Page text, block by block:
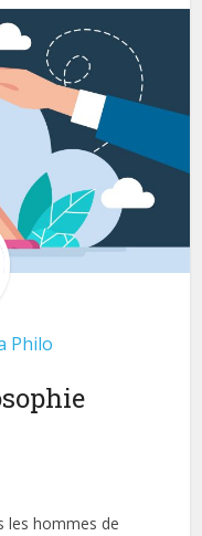
Philo
les hommes de